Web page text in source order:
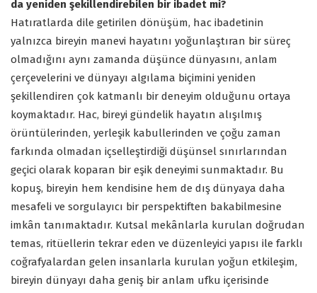
da yeniden şekillendirebilen bir ibadet mi?
Hatıratlarda dile getirilen dönüşüm, hac ibadetinin
yalnızca bireyin manevi hayatını yoğunlaştıran bir süreç
olmadığını aynı zamanda düşünce dünyasını, anlam
çerçevelerini ve dünyayı algılama biçimini yeniden
şekillendiren çok katmanlı bir deneyim olduğunu ortaya
koymaktadır. Hac, bireyi gündelik hayatın alışılmış
örüntülerinden, yerleşik kabullerinden ve çoğu zaman
farkında olmadan içselleştirdiği düşünsel sınırlarından
geçici olarak koparan bir eşik deneyimi sunmaktadır. Bu
kopuş, bireyin hem kendisine hem de dış dünyaya daha
mesafeli ve sorgulayıcı bir perspektiften bakabilmesine
imkân tanımaktadır. Kutsal mekânlarla kurulan doğrudan
temas, ritüellerin tekrar eden ve düzenleyici yapısı ile farklı
coğrafyalardan gelen insanlarla kurulan yoğun etkileşim,
bireyin dünyayı daha geniş bir anlam ufku içerisinde